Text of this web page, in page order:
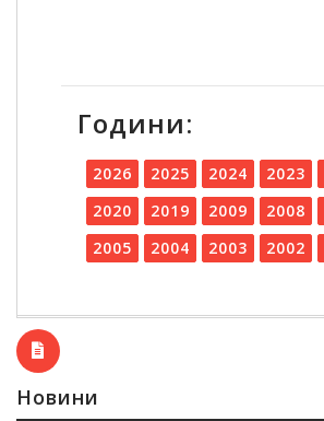
Години:
2026 2025 2024 2023
2020
2019 2009 2008
2005
2004 2003 2002
Новини